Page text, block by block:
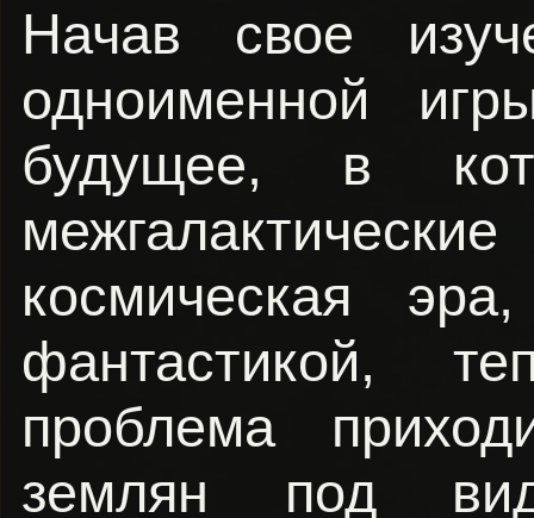
Начав свое
одноименной
будущее, в
космическая
фантастикой,
проблема
землян под